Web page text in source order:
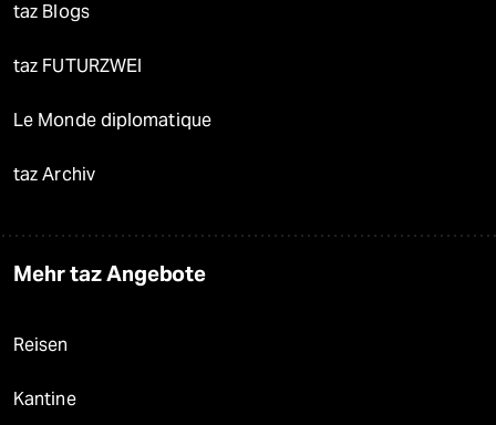
taz Blogs
taz FUTURZWEI
Le Monde diplomatique
taz Archiv
Mehr taz Angebote
Reisen
Kantine